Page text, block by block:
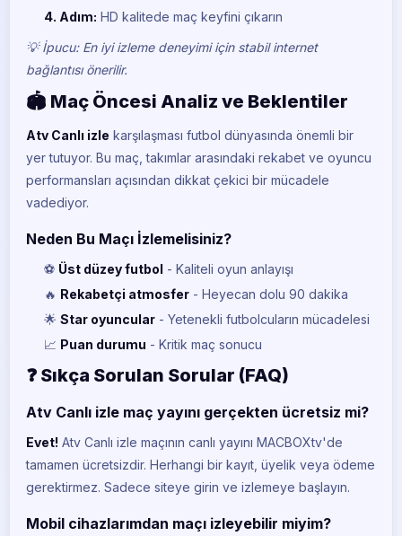
4. Adım: HD kalitede maç keyfini çıkarın
💡 İpucu: En iyi izleme deneyimi için stabil internet
bağlantısı önerilir.
🏟️ Maç Öncesi Analiz ve Beklentiler
Atv Canlı izle karşılaşması futbol dünyasında önemli bir
yer tutuyor. Bu maç, takımlar arasındaki rekabet ve oyuncu
performansları açısından dikkat çekici bir mücadele
vadediyor.
Neden Bu Maçı İzlemelisiniz?
⚽ Üst düzey futbol - Kaliteli oyun anlayışı
🔥 Rekabetçi atmosfer - Heyecan dolu 90 dakika
🌟 Star oyuncular - Yetenekli futbolcuların mücadelesi
📈 Puan durumu - Kritik maç sonucu
❓ Sıkça Sorulan Sorular (FAQ)
Atv Canlı izle maç yayını gerçekten ücretsiz mi?
Evet! Atv Canlı izle maçının canlı yayını MACBOXtv'de
tamamen ücretsizdir. Herhangi bir kayıt, üyelik veya ödeme
gerektirmez. Sadece siteye girin ve izlemeye başlayın.
Mobil cihazlarımdan maçı izleyebilir miyim?